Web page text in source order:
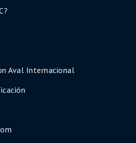
Aval Internacional